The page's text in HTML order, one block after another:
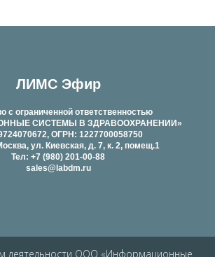
ЛИМС Эфир
с ограниченной ответственностью
СИСТЕМЫ В ЗДРАВООХРАНЕНИИ»
ОГРН: 1227700058750
ул. Киевская, д. 7, к. 2, помещ.1
Тел: +7 (980) 201-00-88
sales@labdm.ru
деятельности ООО «Информационные